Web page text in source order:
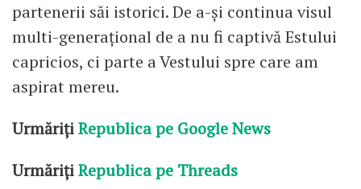
partenerii săi istorici. De a-și continua visul
multi-generațional de a nu fi captivă Estului
capricios, ci parte a Vestului spre care am
aspirat mereu.
UrmărițiRepublica pe Google News
UrmărițiRepublica pe Threads